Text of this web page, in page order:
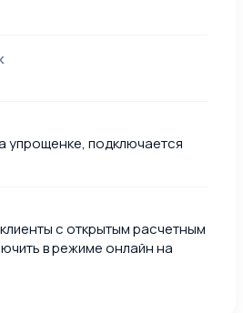
упрощенке, подключается
с открытым расчетным
в режиме онлайн на